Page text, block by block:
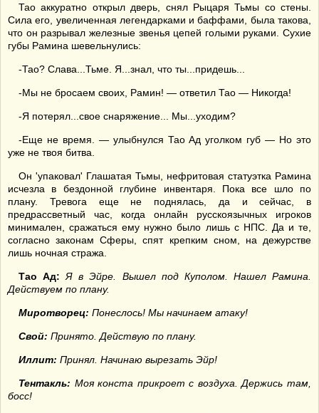
Тао аккуратно открыл дверь, снял Рыцаря Тьмы со стены.
Сила его, увеличенная легендарками и баффами, была такова,
что он разрывал железные звенья цепей голыми руками. Сухие
губы Рамина шевельнулись:
-Тао? Слава...Тьме. Я...знал, что ты...придешь...
-Мы не бросаем своих, Рамин! — ответил Тао — Никогда!
-Я потерял...свое снаряжение... Мы...уходим?
-Еще не время. — улыбнулся Тао Ад уголком губ — Но это
уже не твоя битва.
Он 'упаковал' Глашатая Тьмы, нефритовая статуэтка Рамина
исчезла в бездонной глубине инвентаря. Пока все шло по
плану. Тревога еще не поднялась, да и сейчас, в
предрассветный час, когда онлайн русскоязычных игроков
минимален, сражаться ему нужно было лишь с НПС. Да и те,
согласно законам Сферы, спят крепким сном, на дежурстве
лишь ночная стража.
Тао Ад:Я в Эйре. Вышел под Куполом. Нашел Рамина.
Действуем по плану.
Миротворец: Понеслось! Мы начинаем атаку!
Свой: Принято. Действую по плану.
Иллит: Принял. Начинаю вырезать Эйр!
Тентакль: Моя конста прикроет с воздуха. Держись там,
босс!